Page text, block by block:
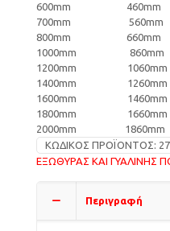
600mm 460mm
700mm 560mm
800mm 660mm
1000mm 860mm
1200mm 1060mm
1400mm 1260mm
1600mm 1460mm
1800mm 1660mm
2000mm 1860mm
ΚΩΔΙΚΌΣ ΠΡΟΪΌΝΤΟΣ:
ΕΞΩΘΥΡΑΣ ΚΑΙ ΓΥΑΛΙΝΗΣ
Περιγραφή